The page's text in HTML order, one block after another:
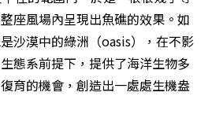
座風場內呈現出魚礁的效果。如
沙漠中的綠洲（oasis），在不影
態系前提下，提供了海洋生物多
育的機會，創造出一處處生機盎